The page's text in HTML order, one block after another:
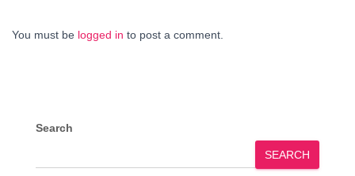
You must be logged in to post a comment.
Search
SEARCH